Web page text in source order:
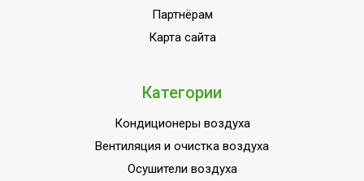
Партнёрам
Карта сайта
Категории
Кондиционеры воздуха
Вентиляция и очистка воздуха
Осушители воздуха